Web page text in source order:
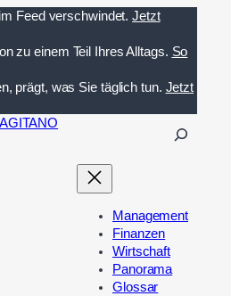
Feed verschwindet. Jetzt
zu einem Teil Ihres Alltags. So
prägt, was Sie täglich tun. Jetzt
n
Management
Finanzen
Wirtschaft
Panorama
Glossar